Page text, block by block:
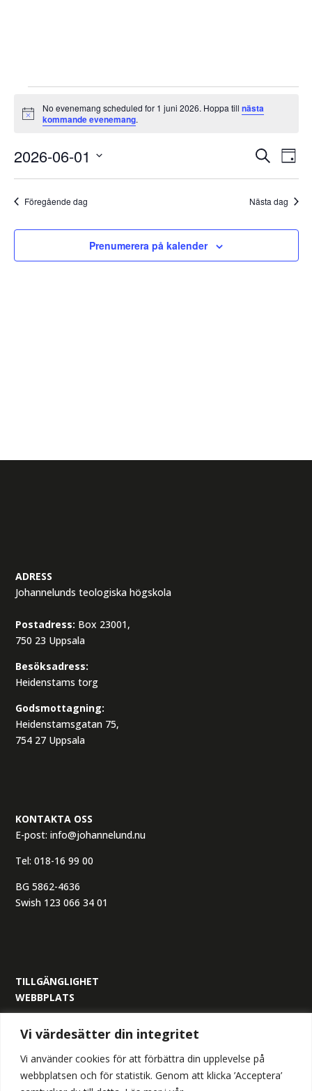
Vi värdesätter din integritet
Vi använder cookies för att förbättra din upplevelse på
webbplatsen och för statistik. Genom att klicka ’Acceptera’
för
juni
2026
Notis
No evenemang scheduled for 1 juni 2026. Hoppa till nästa
kommande evenemang.
Views
Sök Dag
2026-06-01
Föregående dag Nästa dag
Prenumerera på kalender
ADRESS
Johannelunds teologiska högskola
Postadress: Box 23001,
750 23 Uppsala
Besöksadress:
Heidenstams torg
Godsmottagning:
Heidenstamsgatan 75,
754 27 Uppsala
KONTAKTA OSS
E-post:info@johannelund.nu
Tel:018-16 99 00
BG 5862-4636
Swish 123 066 34 01
TILLGÄNGLIGHET
WEBBPLATS
559305-6517